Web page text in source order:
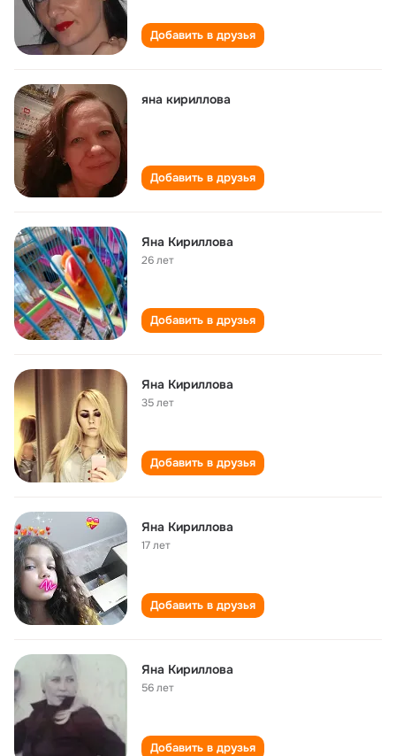
Добавить в друзья
яна кириллова
Добавить в друзья
Яна Кириллова
26 лет
Добавить в друзья
Яна Кириллова
35 лет
Добавить в друзья
Яна Кириллова
17 лет
Добавить в друзья
Яна Кириллова
56 лет
Добавить в друзья